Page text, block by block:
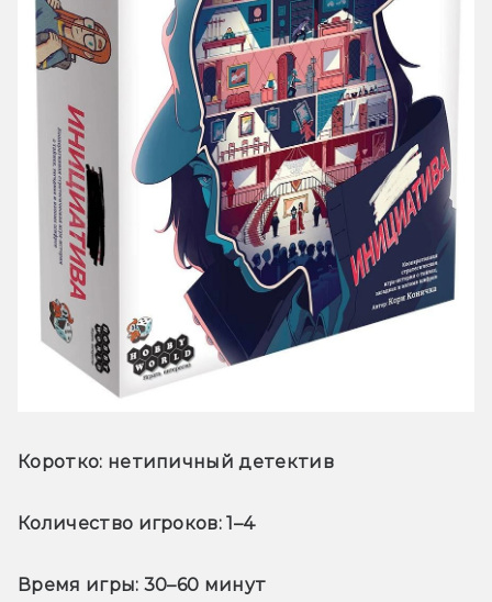
Коротко: нетипичный детектив
Количество игроков: 1–4
Время игры: 30–60 минут